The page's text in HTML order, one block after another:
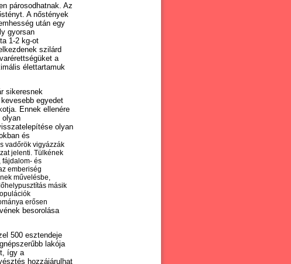
párosodhatnak. Az
A nőstények
után egy
gyorsan
1-2 kg-ot
szilárd
a
élettartamuk
sikeresnek
egyedet
Ennek ellenére
olyan
olyan
és
vadőrök vigyázzák
jelenti. Tülkének
fájdalom- és
emberiség
művelésbe,
másik
erősen
besorolása
500 esztendeje
lakója
így a
hozzájárulhat